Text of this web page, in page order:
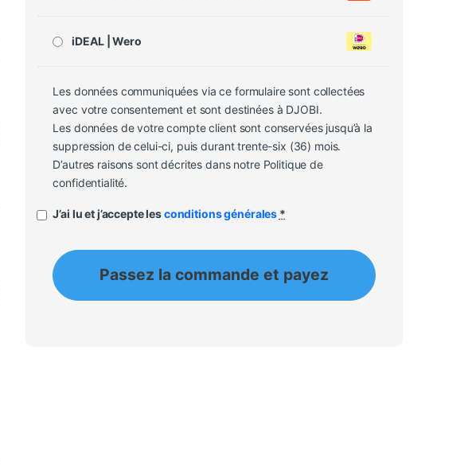
iDEAL | Wero
Les données communiquées via ce formulaire sont collectées
avec votre consentement et sont destinées à DJOBI.
Les données de votre compte client sont conservées jusqu’à la
suppression de celui-ci, puis durant trente-six (36) mois.
D’autres raisons sont décrites dans notre Politique de
confidentialité.
J’ai lu et j’accepte lesconditions générales *
Passez la commande et payez